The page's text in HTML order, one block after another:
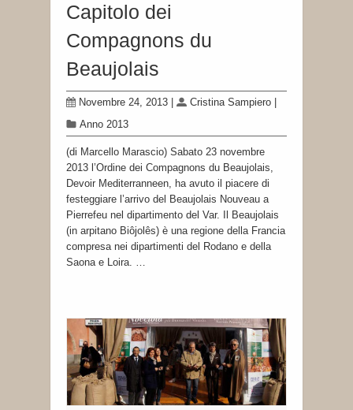
Capitolo dei
Compagnons du
Beaujolais
Novembre 24, 2013 Cristina Sampiero
Anno 2013
(di Marcello Marascio) Sabato 23 novembre
2013 l’Ordine dei Compagnons du Beaujolais,
Devoir Mediterranneen, ha avuto il piacere di
festeggiare l’arrivo del Beaujolais Nouveau a
Pierrefeu nel dipartimento del Var. Il Beaujolais
(in arpitano Biôjolês) è una regione della Francia
compresa nei dipartimenti del Rodano e della
Saona e Loira. …